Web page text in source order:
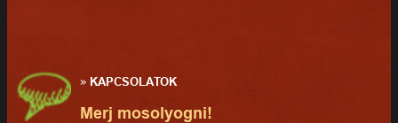
» KAPCSOLATOK
Merj mosolyogni!